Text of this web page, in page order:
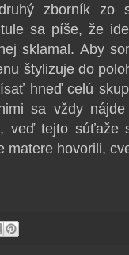
zborník zo
sa píše, že
sklamal. Aby
štylizuje do
hneď celú
sa vždy
veď tejto súťaže
matere hovorili,